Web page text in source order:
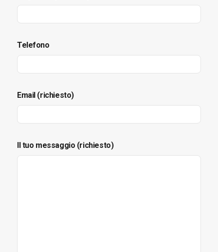
Telefono
Email (richiesto)
Il tuo messaggio (richiesto)